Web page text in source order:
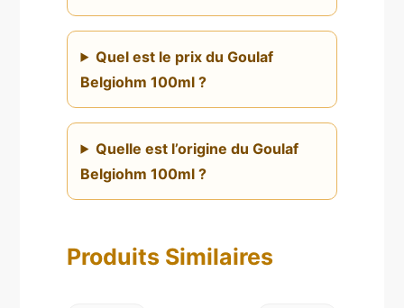
Quel est le prix du Goulaf
Belgiohm 100ml ?
Quelle est l’origine du Goulaf
Belgiohm 100ml ?
Produits Similaires